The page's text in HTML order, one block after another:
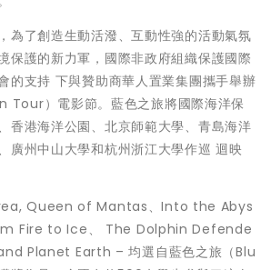
為了創造生動活潑、互動性強的活動氣氛
保護的新力軍，國際非政府組織保護國際
的支持 下與贊助商華人置業集團攜手舉辦
Tour）電影節。藍色之旅將國際海洋保
香港海洋公園、北京師範大學、青島海洋
廣州中山大學和杭州浙江大學作巡 迴映
Queen of Mantas、Into the Abys
Fire to Ice、 The Dolphin Defende
Planet Earth – 均選自藍色之旅（Blu